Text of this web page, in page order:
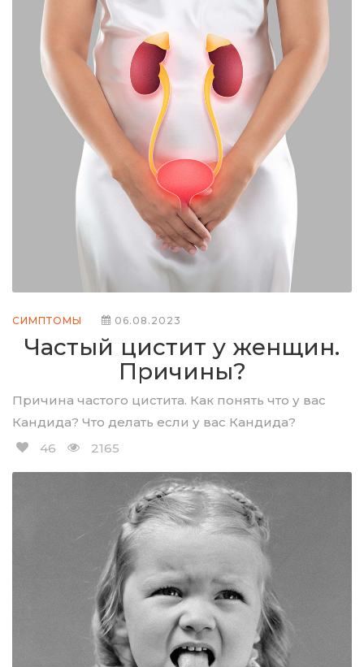
СИМПТОМЫ 06.08.2023
Частый цистит у женщин.
Причины?
Причина частого цистита. Как понять что у вас
Кандида? Что делать если у вас Кандида?
46
2165